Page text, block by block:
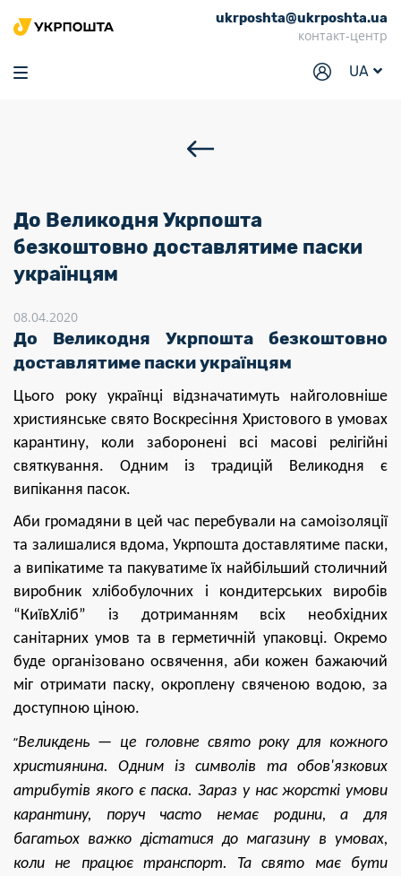
ukrposhta@ukrposhta.ua
контакт-центр
UA
Головна
Маркет
Відділення
Філателія
Кар’єра
Для бізнесу
До Великодня Укрпошта
безкоштовно доставлятиме паски
українцям
08.04.2020
До Великодня Укрпошта безкоштовно
доставлятиме паски українцям
Цього року українці відзначатимуть найголовніше
християнське свято Воскресіння Христового в умовах
карантину, коли заборонені всі масові релігійні
святкування. Одним із традицій Великодня є
випікання пасок.
Аби громадяни в цей час перебували на самоізоляції
та залишалися вдома, Укрпошта доставлятиме паски,
а випікатиме та пакуватиме їх найбільший столичний
виробник хлібобулочних і кондитерських виробів
“КиївХліб” із дотриманням всіх необхідних
санітарних умов та в герметичній упаковці. Окремо
буде організовано освячення, аби кожен бажаючий
міг отримати паску, окроплену свяченою водою, за
доступною ціною.
“Великдень — це головне свято року для кожного
християнина. Одним із символів та обов'язкових
атрибутів якого є паска. Зараз у нас жорсткі умови
карантину, поруч часто немає родини, а для
багатьох важко дістатися до магазину в умовах,
коли не працює транспорт. Та свято має бути